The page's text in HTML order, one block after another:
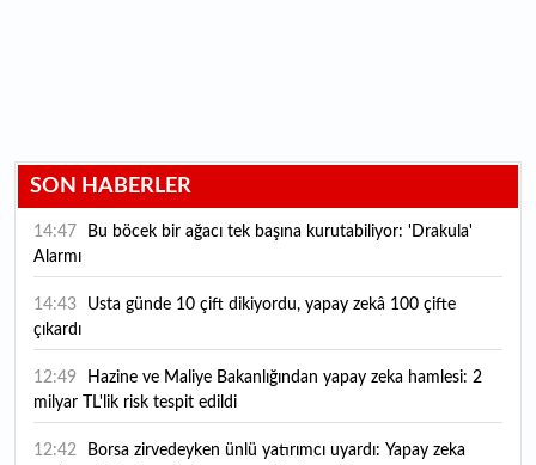
SON HABERLER
14:47
Alarmı
14:43
çıkardı
12:49
milyar TL'lik risk tespit edildi
12:42